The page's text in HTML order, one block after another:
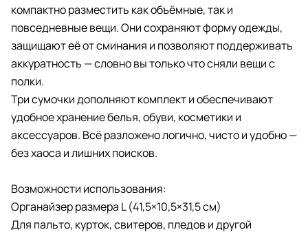
компактно разместить как объёмные, так и
повседневные вещи. Они сохраняют форму одежды,
защищают её от сминания и позволяют поддерживать
аккуратность — словно вы только что сняли вещи с
полки.
Три сумочки дополняют комплект и обеспечивают
удобное хранение белья, обуви, косметики и
аксессуаров. Всё разложено логично, чисто и удобно —
без хаоса и лишних поисков.
Возможности использования:
Органайзер размера L (41,5×10,5×31,5 см)
Для пальто, курток, свитеров, пледов и другой